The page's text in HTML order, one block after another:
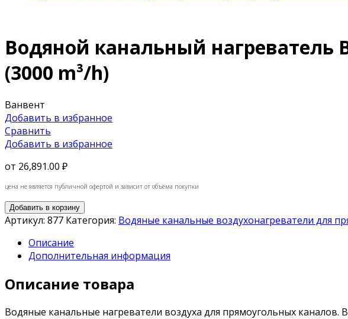
Водяной канальный нагреватель
(3000 m³/h)
Ванвент
Добавить в избранное
Сравнить
Добавить в избранное
от 26,891.00 ₽
цена не является публичной офертой и зависит от объёма покупки
Добавить в корзину
Артикул: 877 Категория: Водяные канальные воздухонагреватели для
Описание
Дополнительная информация
Описание товара
Водяные канальные нагреватели воздуха для прямоугольных каналов.